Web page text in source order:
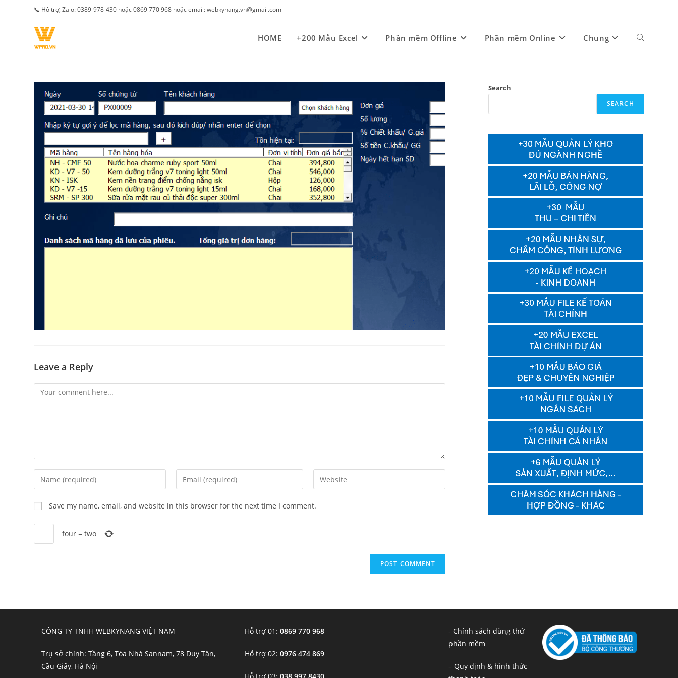
📞 Hỗ trợ, Zalo: 0389-978-430 hoặc 0869 770 968 hoặc email: webkynang.vn@gmail.com
HOME +200 Mẫu Excel Phần mềm Offline Phần mềm Online Chung Toggle
search
Leave a Reply
Comment
Enter
your
name
or
username
Enter
your
Enter
your
Save my name, email, and website in this browser for the next time I comment.
−four =two
Search
SEARCH
CÔNG TY TNHH WEBKYNANG VIỆT NAM
Trụ sở chính: Tầng 6, Tòa Nhà Sannam, 78 Duy Tân,
Cầu Giấy, Hà Nội
Hỗ trợ 01:0869 770 968
Hỗ trợ 02:0976 474 869
- Chính sách dùng thử
phần mềm
– Quy định & hình thức